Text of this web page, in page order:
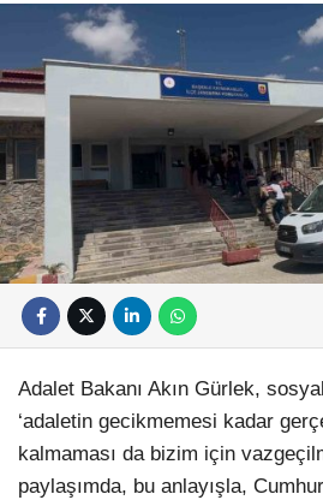
Adalet Bakanı Akın Gürlek,
‘adaletin gecikmemesi kadar
kalmaması da bizim için
paylaşımda, bu anlayışla,